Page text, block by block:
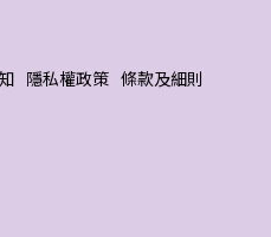
隱私權政策 條款及細則